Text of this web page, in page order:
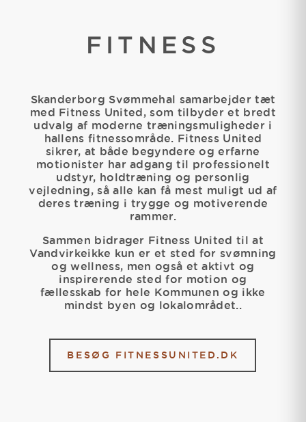
FITNESS
Skanderborg Svømmehal samarbejder tæt
med Fitness United, som tilbyder et bredt
udvalg af moderne træningsmuligheder i
hallens fitnessområde. Fitness United
sikrer, at både begyndere og erfarne
motionister har adgang til professionelt
udstyr, holdtræning og personlig
vejledning, så alle kan få mest muligt ud af
deres træning i trygge og motiverende
rammer.
Sammen bidrager Fitness United til at
Vandvirkeikke kun er et sted for svømning
og wellness, men også et aktivt og
inspirerende sted for motion og
fællesskab for hele Kommunen og ikke
mindst byen og lokalområdet..
BESØG FITNESSUNITED.DK